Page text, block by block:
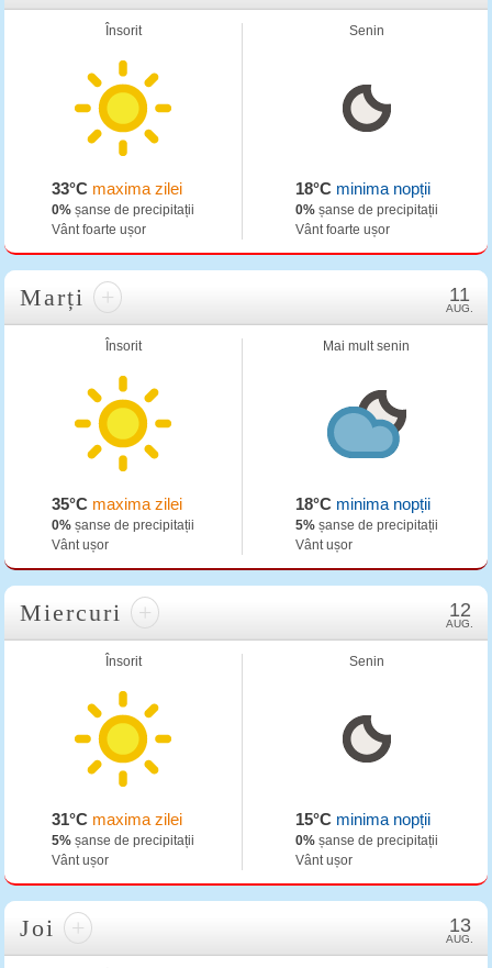
Însorit
33°C maxima zilei
0% șanse de precipitații
Vânt foarte ușor
Senin
18°Cminima nopții
0%șanse de precipitații
Vânt foarte ușor
Marți + 11
AUG.
Însorit
35°C maxima zilei
0% șanse de precipitații
Vânt ușor
Mai mult senin
18°Cminima nopții
5%șanse de precipitații
Vânt ușor
Miercuri + 12
AUG.
Însorit
31°C maxima zilei
5% șanse de precipitații
Vânt ușor
Senin
15°Cminima nopții
0%șanse de precipitații
Vânt ușor
Joi + 13
AUG.